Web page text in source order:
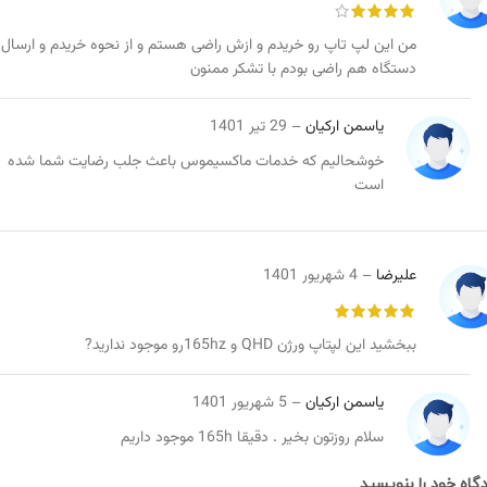
من این لپ تاپ رو خریدم و ازش راضی هستم و از نحوه خریدم و ارسال
دستگاه هم راضی بودم با تشکر ممنون
یاسمن ارکیان– 29 تیر 1401
خوشحالیم که خدمات ماکسیموس باعث جلب رضایت شما شده
است
علیرضا – 4 شهریور 1401
ببخشید این لپتاپ ورژن QHD و 165hzرو موجود ندارید?
یاسمن ارکیان– 5 شهریور 1401
سلام روزتون بخیر . دقیقا 165h موجود داریم